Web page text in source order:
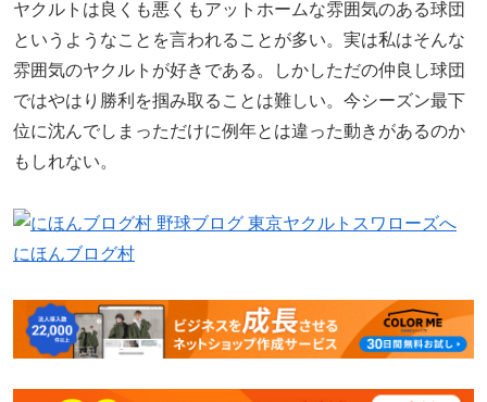
ヤクルトは良くも悪くもアットホームな雰囲気のある球団
というようなことを言われることが多い。実は私はそんな
雰囲気のヤクルトが好きである。しかしただの仲良し球団
ではやはり勝利を掴み取ることは難しい。今シーズン最下
位に沈んでしまっただけに例年とは違った動きがあるのか
もしれない。
にほんブログ村